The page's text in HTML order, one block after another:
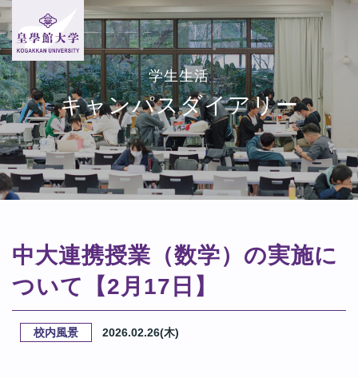
キャンパスダイアリー
学生生活
中大連携授業（数学）の実施に
ついて【2月17日】
校内風景 2026.02.26(木)